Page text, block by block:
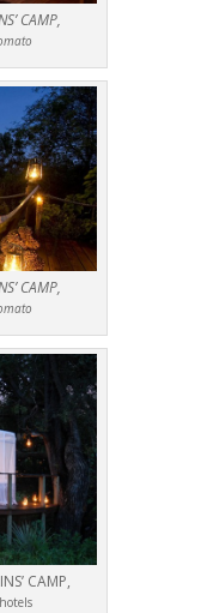
CAMP,
CAMP,
CAMP,